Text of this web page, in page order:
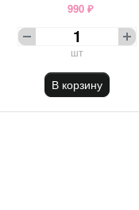
990 ₽
шт
В корзину